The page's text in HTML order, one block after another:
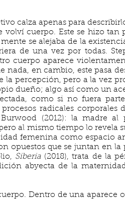
calza apenas para
cuerpo. Este se hizo tan
se alejaba de la
de una vez por todas.
cuerpo aparece
nada, en cambio, este pasa
la percepción, pero a la vez
dueño; algo así como un
como si no fuera
radicales
(2012): la madre
al mismo tiempo lo revela
femenina como espacio
opuestos que se juntan en
Siberia (2018), trata de la
abyecta de la
Dentro de una aparece